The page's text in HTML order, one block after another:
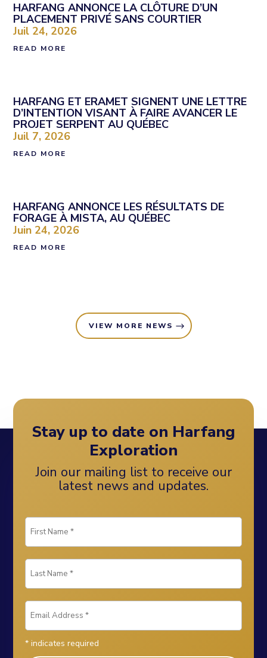
HARFANG ANNONCE LA CLÔTURE D’UN
PLACEMENT PRIVÉ SANS COURTIER
Juil 24, 2026
READ MORE
HARFANG ET ERAMET SIGNENT UNE LETTRE
D’INTENTION VISANT À FAIRE AVANCER LE
PROJET SERPENT AU QUÉBEC
Juil 7, 2026
READ MORE
HARFANG ANNONCE LES RÉSULTATS DE
FORAGE À MISTA, AU QUÉBEC
Juin 24, 2026
READ MORE
VIEW MORE NEWS
Stay up to date on Harfang
Exploration
Join our mailing list to receive our
latest news and updates.
* indicates required